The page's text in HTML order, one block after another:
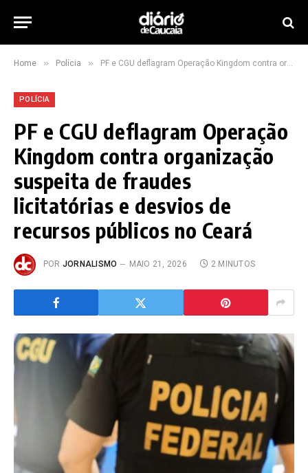
Home » Polícia » PF e CGU deflagram Operação Kingdom contra organização suspeita de fraudes licitatórias e desvios de recursos públicos no Ceará
POLÍCIA
PF e CGU deflagram Operação
Kingdom contra organização
suspeita de fraudes
licitatórias e desvios de
recursos públicos no Ceará
POR JORNALISMO MAIO 21, 2026 2 MINUTOS